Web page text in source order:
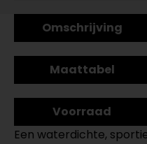
Omschrijving
Maattabel
Voorraad
Een waterdichte,